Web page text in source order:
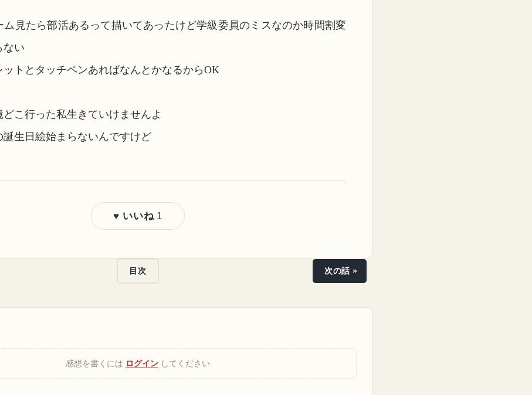
ム見たら部活あるって描いてあったけど学級委員のミスなのか時間割変
ない
ットとタッチペンあればなんとかなるからOK
こ行った私生きていけませんよ
誕生日絵始まらないんですけど
♥ いいね 1
目次 次の話 »
感想を書くには ログイン してください